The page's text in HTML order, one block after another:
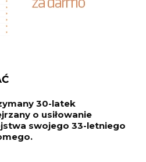
30-latek
o usiłowanie
swojego 33-letniego